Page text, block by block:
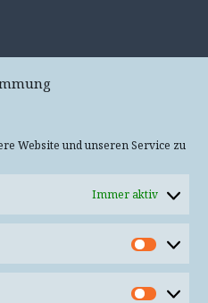
Website und unseren Service zu
Immer aktiv
– Annahme wird